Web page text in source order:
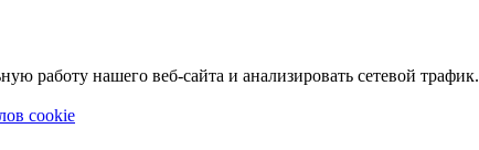
работу нашего веб-сайта и анализировать сетевой трафик.
cookie